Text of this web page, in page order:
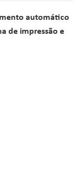
automático
de impressão e